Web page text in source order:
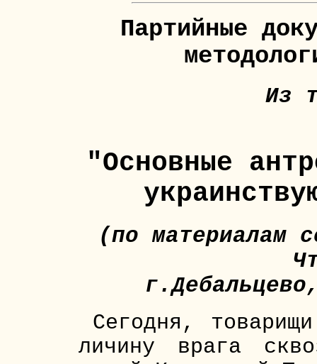
Партийные
Из
"Основные
(по материалам
Сегодня,
личину врага